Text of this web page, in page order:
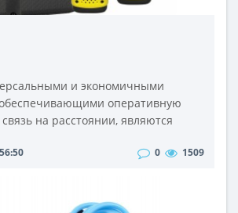
и экономичными
оперативную
на расстоянии, являются
Такие устройства в
любительские и
0 1509